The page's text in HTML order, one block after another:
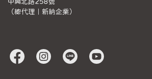
（總代理｜新納企業）